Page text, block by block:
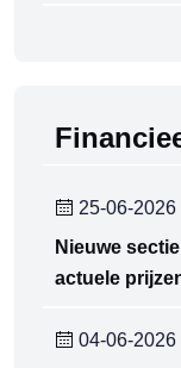
25-06-2026
Nieuwe
actuele
04-06-2026